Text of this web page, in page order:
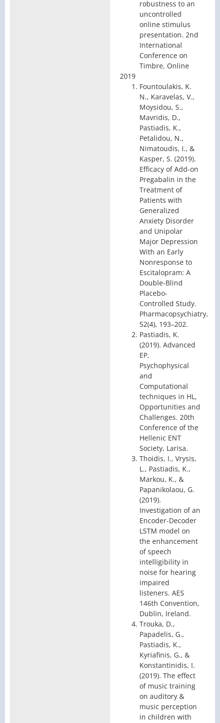
robustness to an
uncontrolled
online stimulus
presentation. 2nd
International
Conference on
Timbre, Online
2019
Fountoulakis, K.
N., Karavelas, V.,
Moysidou, S.,
Mavridis, D.,
Pastiadis, K.,
Petalidou, N.,
Nimatoudis, I., &
Kasper, S. (2019).
Efficacy of Add-on
Pregabalin in the
Treatment of
Patients with
Generalized
Anxiety Disorder
and Unipolar
Major Depression
With an Early
Nonresponse to
Escitalopram: A
Double-Blind
Placebo-
Controlled Study.
Pharmacopsychiatry,
52(4), 193–202.
Pastiadis, K.
(2019). Advanced
EP,
Psychophysical
and
Computational
techniques in HL,
Opportunities and
Challenges. 20th
Conference of the
Hellenic ENT
Society, Larisa.
Thoidis, I., Vrysis,
L., Pastiadis, K.,
Markou, K., &
Papanikolaou, G.
(2019).
Investigation of an
Encoder-Decoder
LSTM model on
the enhancement
of speech
intelligibility in
noise for hearing
impaired
listeners. AES
146th Convention,
Dublin, Ireland.
Trouka, D.,
Papadelis, G.,
Pastiadis, K.,
Kyriafinis, G., &
Konstantinidis, I.
(2019). The effect
of music training
on auditory &
music perception
in children with